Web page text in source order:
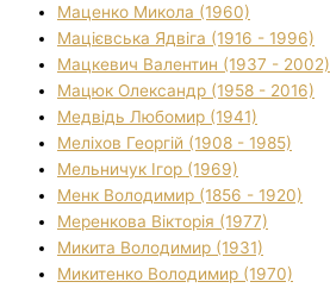
Маценко Микола (1960)
Мацієвська Ядвіга (1916 - 1996)
Мацкевич Валентин (1937 - 2002)
Мацюк Олександр (1958 - 2016)
Медвідь Любомир (1941)
Меліхов Георгій (1908 - 1985)
Мельничук Ігор (1969)
Менк Володимир (1856 - 1920)
Меренкова Вікторія (1977)
Микита Володимир (1931)
Микитенко Володимир (1970)